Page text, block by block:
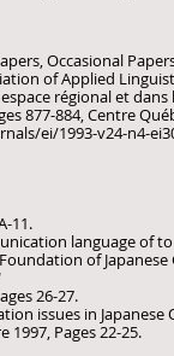
Occasional
of Applied
régional et
877-884, Centre
ei/1993-v24-n4-
11.
language of
of Japanese
26-27.
issues in
1997, Pages 22-